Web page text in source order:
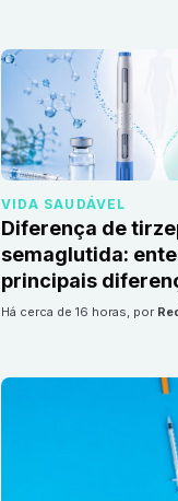
VIDA SAUDÁVEL
Diferença de
semaglutida:
principais
há cerca de 16 horas, por